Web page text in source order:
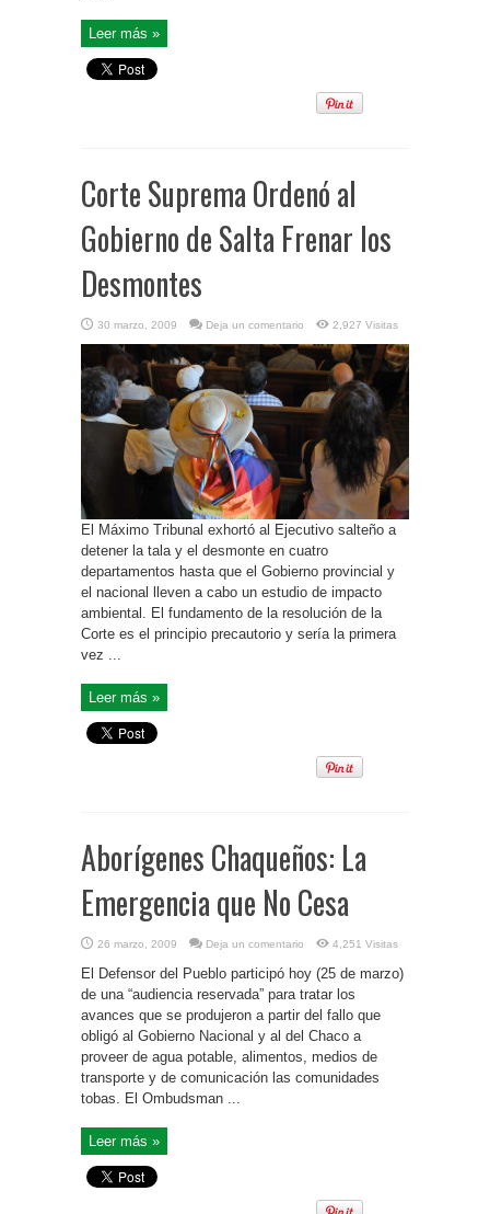
Leer más »
Corte Suprema Ordenó al
Gobierno de Salta Frenar los
Desmontes
30 marzo, 2009 Deja un comentario 2,927 Visitas
El Máximo Tribunal exhortó al Ejecutivo salteño a
detener la tala y el desmonte en cuatro
departamentos hasta que el Gobierno provincial y
el nacional lleven a cabo un estudio de impacto
ambiental. El fundamento de la resolución de la
Corte es el principio precautorio y sería la primera
vez ...
Leer más »
Aborígenes Chaqueños: La
Emergencia que No Cesa
26 marzo, 2009 Deja un comentario 4,251 Visitas
El Defensor del Pueblo participó hoy (25 de marzo)
de una “audiencia reservada” para tratar los
avances que se produjeron a partir del fallo que
obligó al Gobierno Nacional y al del Chaco a
proveer de agua potable, alimentos, medios de
transporte y de comunicación las comunidades
tobas. El Ombudsman ...
Leer más »